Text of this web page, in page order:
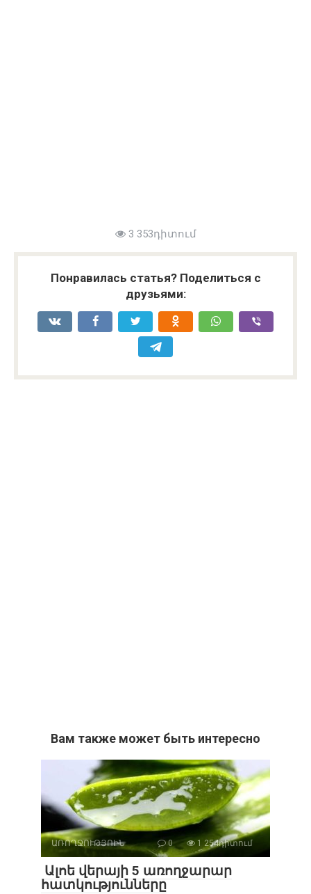
3 353դիտում
Понравилась статья? Поделиться с
друзьями:
Вам также может быть интересно
ԱՌՈՂՋՈՒԹՅՈԻՆ 0 1 254դիտում
Ալոե վերայի 5 առողջարար
հատկությունները